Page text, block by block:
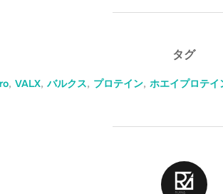
タグ
, VALX, バルクス, プロテイン, ホエイプロテイ
投稿者